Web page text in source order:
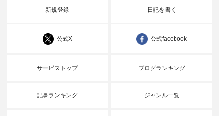
新規登録 日記を書く
公式X 公式facebook
サービストップ ブログランキング
記事ランキング ジャンル一覧